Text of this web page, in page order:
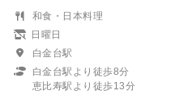
和食・日本料理
日曜日
白金台駅
白金台駅より徒歩8分
恵比寿駅より徒歩13分